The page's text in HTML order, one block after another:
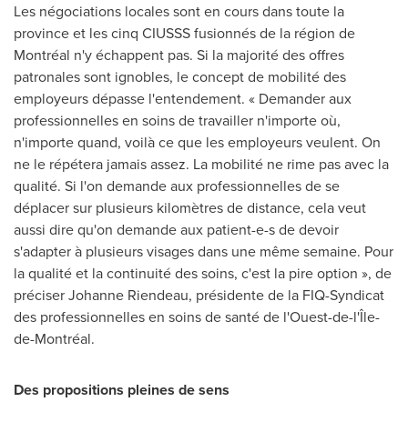
Les négociations locales sont en cours dans toute la
province et les cinq CIUSSS fusionnés de la région de
Montréal n'y échappent pas. Si la majorité des offres
patronales sont ignobles, le concept de mobilité des
employeurs dépasse l'entendement. « Demander aux
professionnelles en soins de travailler n'importe où,
n'importe quand, voilà ce que les employeurs veulent. On
ne le répétera jamais assez. La mobilité ne rime pas avec la
qualité. Si l'on demande aux professionnelles de se
déplacer sur plusieurs kilomètres de distance, cela veut
aussi dire qu'on demande aux patient-e-s de devoir
s'adapter à plusieurs visages dans une même semaine. Pour
la qualité et la continuité des soins, c'est la pire option », de
préciser Johanne Riendeau, présidente de la FIQ-Syndicat
des professionnelles en soins de santé de l'Ouest-de-l'Île-
de-Montréal.
Des propositions pleines de sens